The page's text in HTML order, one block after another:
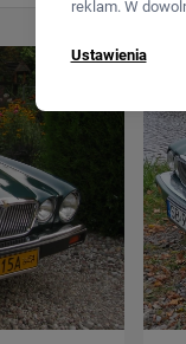
reklam. W
Ustawienia